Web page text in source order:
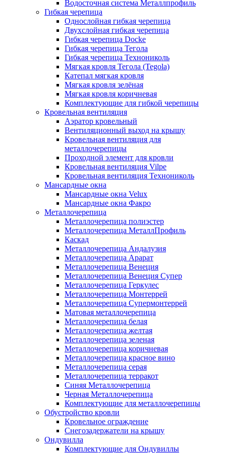
Водосточная система Металлпрофиль
Гибкая черепица
Однослойная гибкая черепица
Двухслойная гибкая черепица
Гибкая черепица Docke
Гибкая черепица Тегола
Гибкая черепица Технониколь
Мягкая кровля Тегола (Tegola)
Катепал мягкая кровля
Мягкая кровля зелёная
Мягкая кровля коричневая
Комплектующие для гибкой черепицы
Кровельная вентиляция
Аэратор кровельный
Вентиляционный выход на крышу
Кровельная вентиляция для
металлочерепицы
Проходной элемент для кровли
Кровельная вентиляция Vilpe
Кровельная вентиляция Технониколь
Мансардные окна
Мансардные окна Velux
Мансардные окна Факро
Металлочерепица
Металлочерепица полиэстер
Металлочерепица МеталлПрофиль
Каскад
Металлочерепица Андалузия
Металлочерепица Арарат
Металлочерепица Венеция
Металлочерепица Венеция Супер
Металлочерепица Геркулес
Металлочерепица Монтеррей
Металлочерепица Супермонтеррей
Матовая металлочерепица
Металлочерепица белая
Металлочерепица желтая
Металлочерепица зеленая
Металлочерепица коричневая
Металлочерепица красное вино
Металлочерепица серая
Металлочерепица терракот
Синяя Металлочерепица
Черная Металлочерепица
Комплектующие для металлочерепицы
Обустройство кровли
Кровельное ограждение
Снегозадержатели на крышу
Ондувилла
Комплектующие для Ондувиллы